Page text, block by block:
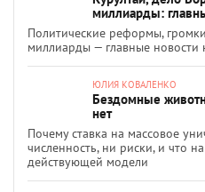
миллиарды:
Политические реформы,
миллиарды — главные новости
ЮЛИЯ КОВАЛЕНКО
Бездомные
нет
Почему ставка на массовое
численность, ни риски, и что
действующей модели